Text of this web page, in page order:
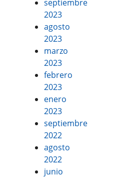
septiembre
2023
agosto
2023
marzo
2023
febrero
2023
enero
2023
septiembre
2022
agosto
2022
junio